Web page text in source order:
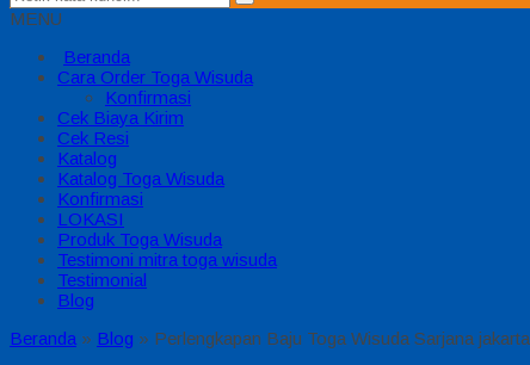
MENU
Beranda
Cara Order Toga Wisuda
Konfirmasi
Cek Biaya Kirim
Cek Resi
Katalog
Katalog Toga Wisuda
Konfirmasi
LOKASI
Produk Toga Wisuda
Testimoni mitra toga wisuda
Testimonial
Blog
Beranda » Blog » Perlengkapan Baju Toga Wisuda Sarjana jakarta